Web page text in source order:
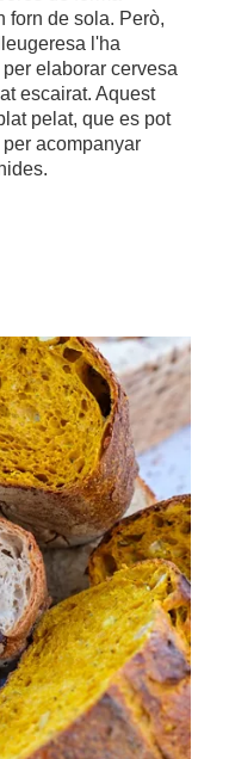
forn de sola. Però,
l'ha
elaborar cervesa
escairat. Aquest
pelat, que es pot
acompanyar